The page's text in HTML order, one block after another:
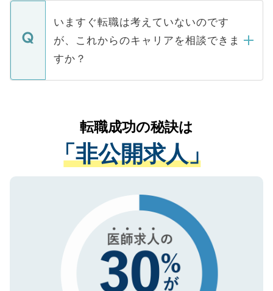
に、医療機関が求める条件に合った人材の
みを人材紹介会社に依頼するケースが増え
ています。
の辞退の連絡はキャリアパートナーが行い
ますので、ご安心ください。
個人情報が漏えいすることはありませんの
で、ご安心ください。当サイトからの登録
などで収集したご登録者様の個人情報は、
ご本人のキャリアアップおよび転職活動の
支援を目的に使用いたします。お預かりし
ているすべての個人データはご本人の許可
は、個人情報の取り扱いについての厳密な
管理基準を満たした事業者のみに付与され
る、プライバシーマークを取得済みです。
ご登録いただいた個人情報は、SSL（デー
で、機密保持に関してもご安心ください。
いますぐ転職は考えていないのです
が、これからのキャリアを相談できま
すか？
かがいして、現在の医療機関の状況や紹介
経験をまじえながら、適切なアドバイスを
させていただきます。すぐにご転職をされ
ない方には、長期的なサポートが可能です
ので、まずはご登録ください。
転職成功の秘訣は
「非公開求人」